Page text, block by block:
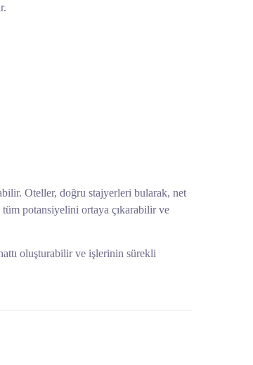
Oteller, doğru stajyerleri bularak, net
potansiyelini ortaya çıkarabilir ve
oluşturabilir ve işlerinin sürekli